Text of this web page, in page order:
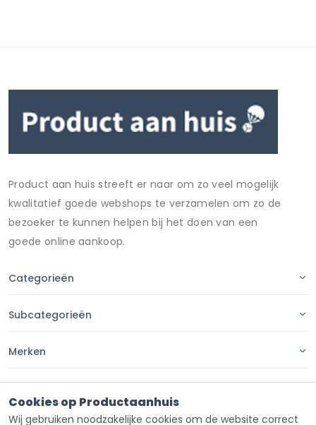
Product aan huis streeft er naar om zo veel mogelijk
kwalitatief goede webshops te verzamelen om zo de
bezoeker te kunnen helpen bij het doen van een
goede online aankoop.
Categorieën
Subcategorieën
Merken
Cookies op Productaanhuis
Wij gebruiken noodzakelijke cookies om de website correct